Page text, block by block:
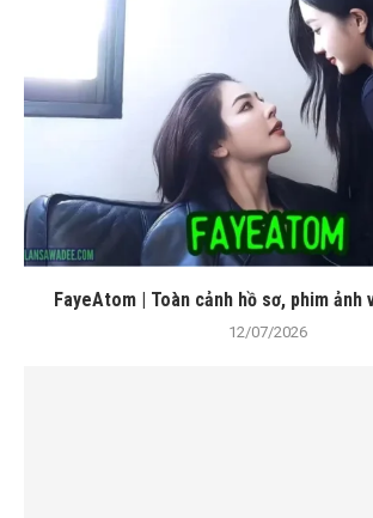
FayeAtom | Toàn cảnh hồ sơ, phim ảnh
12/07/2026